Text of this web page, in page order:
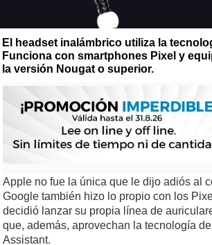
El headset inalámbrico utiliza la
Funciona con smartphones Pixel y
la versión Nougat o superior.
Apple no fue la única que le dijo adiós al
Google también hizo lo propio con los
decidió lanzar su propia línea de
que, además, aprovechan la tecnología
Assistant.